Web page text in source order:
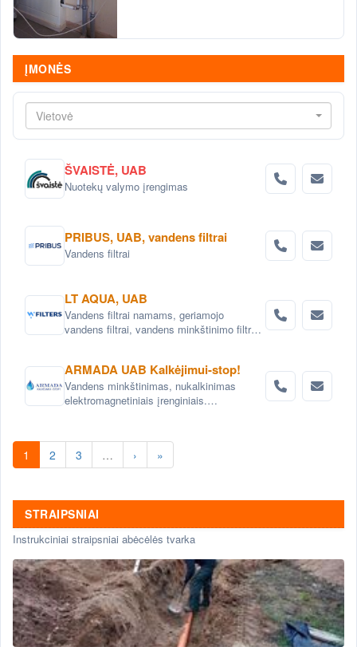
ĮMONĖS
Vietovė
ŠVAISTĖ, UAB
Nuotekų valymo įrengimas
PRIBUS, UAB, vandens filtrai
Vandens filtrai
LT AQUA, UAB
Vandens filtrai namams, geriamojo
vandens filtrai, vandens minkštinimo filtrai,
kasetiniai vandens filtrai, vandens filtrai
biurams, pramoniniai vandens filtrai.
ARMADA UAB Kalkėjimui-stop!
Vandens minkštinimas, nukalkinimas
elektromagnetiniais įrenginiais.
Elektroniniai vandens minkštinimo
įrenginiai AntiCa .
1 2 3 … › »
STRAIPSNIAI
Instrukciniai straipsniai abėcėlės tvarka